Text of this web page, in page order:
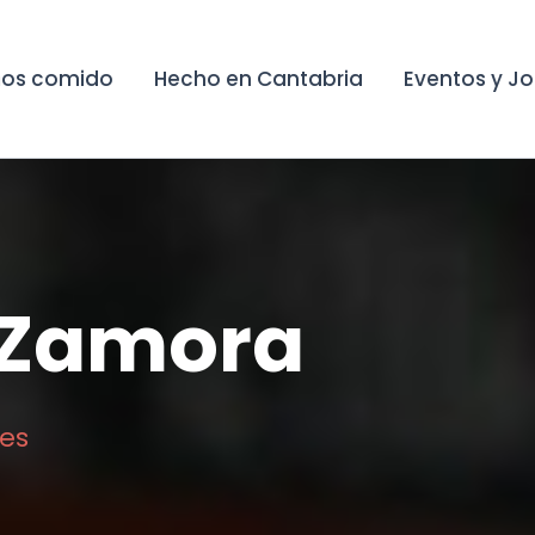
comido Hecho en Cantabria Eventos y